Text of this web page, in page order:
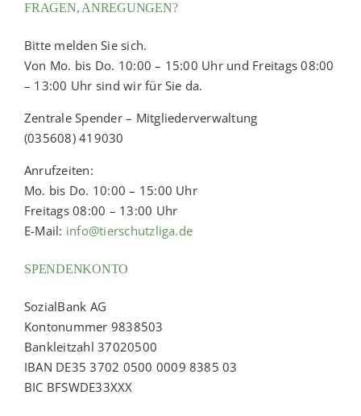
FRAGEN, ANREGUNGEN?
Bitte melden Sie sich.
Von Mo. bis Do. 10:00 – 15:00 Uhr und Freitags 08:00
– 13:00 Uhr sind wir für Sie da.
Zentrale Spender – Mitgliederverwaltung
(035608) 419030
Anrufzeiten:
Mo. bis Do. 10:00 – 15:00 Uhr
Freitags 08:00 – 13:00 Uhr
E-Mail: info@tierschutzliga.de
SPENDENKONTO
SozialBank AG
Kontonummer 9838503
Bankleitzahl 37020500
IBAN DE35 3702 0500 0009 8385 03
BIC BFSWDE33XXX